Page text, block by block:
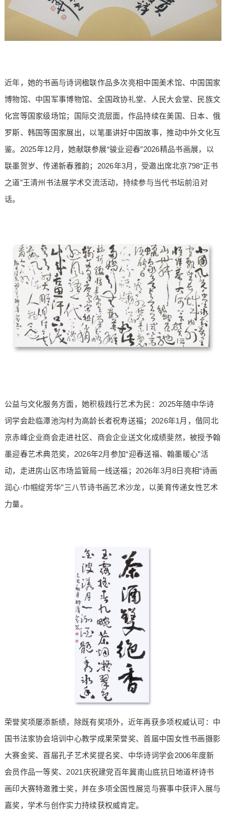
近年，她的书画与诗词楹联作品多次亮相中国美术馆、中国国家
博物馆、中国军事博物馆、全国政协礼堂、人民大会堂、民族文
化宫等国家级场馆；国际交流层面，作品持续在美国、日本、俄
罗斯、韩国等国家展出，以笔墨讲好中国故事，推动中外文化互
鉴。2025年12月，她献联参展“骏业迎春”2026精品书画展，以
联墨贺岁、传递新春雅韵；2026年3月，受邀出席北京798“正书
之道”王清州书法展学术交流活动，持续参与当代书坛前沿对
话。
公益与文化服务方面，她积极践行艺术为民：2025年随中华诗
词学会赴临潭池沟村为高龄长者祝寿送福；2026年1月，偕同北
京赤峰企业商会走进社区、商会企业送文化成绩斐然，被授予翰
墨迎春艺术典范奖，2026年2月参加“迎春送福、翰墨暖心”活
动，走进房山区市场监管局一线送福；2026年3月8日亮相“诗画
润心·巾帼绽芳华”三八节诗书画艺术沙龙，以美育传递女性艺术
力量。
荣誉奖项屡添新绩，除既有奖项外，近年再获多项权威认可：中
国书法家协会培训中心教学成果荣誉奖、首届中国女性书画摄影
大赛金奖、首届孔子艺术奖提名奖、中华诗词学会2006年度新
会员作品一等奖、2021庆祝建党百年冀南山底抗日地道杯诗书
画印大赛特邀雅士奖，并在多项全国性展览与赛事中获评入展与
嘉奖，学术与创作实力持续获权威肯定。